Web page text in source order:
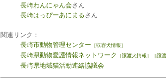
長崎わんにゃん会さん
長崎はっぴーあにまるさん
関連リンク：
長崎市動物管理センター ［収容犬情報］
長崎県動物愛護情報ネットワーク ［譲渡犬情報］ ［譲
長崎県地域猫活動連絡協議会